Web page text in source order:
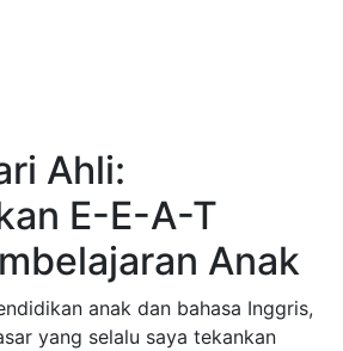
Ahli:
E-E-A-T
Anak
anak dan bahasa Inggris,
yang selalu saya tekankan